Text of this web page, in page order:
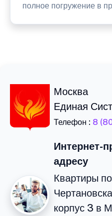
полное погружение в
Москва
Единая
Телефон : 8
Интернет-
адресу
Квартиры
корпус 3 в